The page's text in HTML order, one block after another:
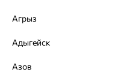
Агрыз
Адыгейск
Азов